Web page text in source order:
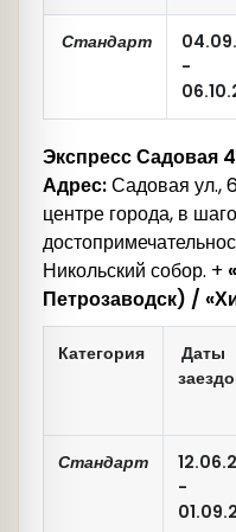
Стандарт
-
Экспресс Садовая
Адрес:Садовая ул.,
центре города, в
Никольский собор. +
Петрозаводск) /
Категория
Даты
Стандарт
-